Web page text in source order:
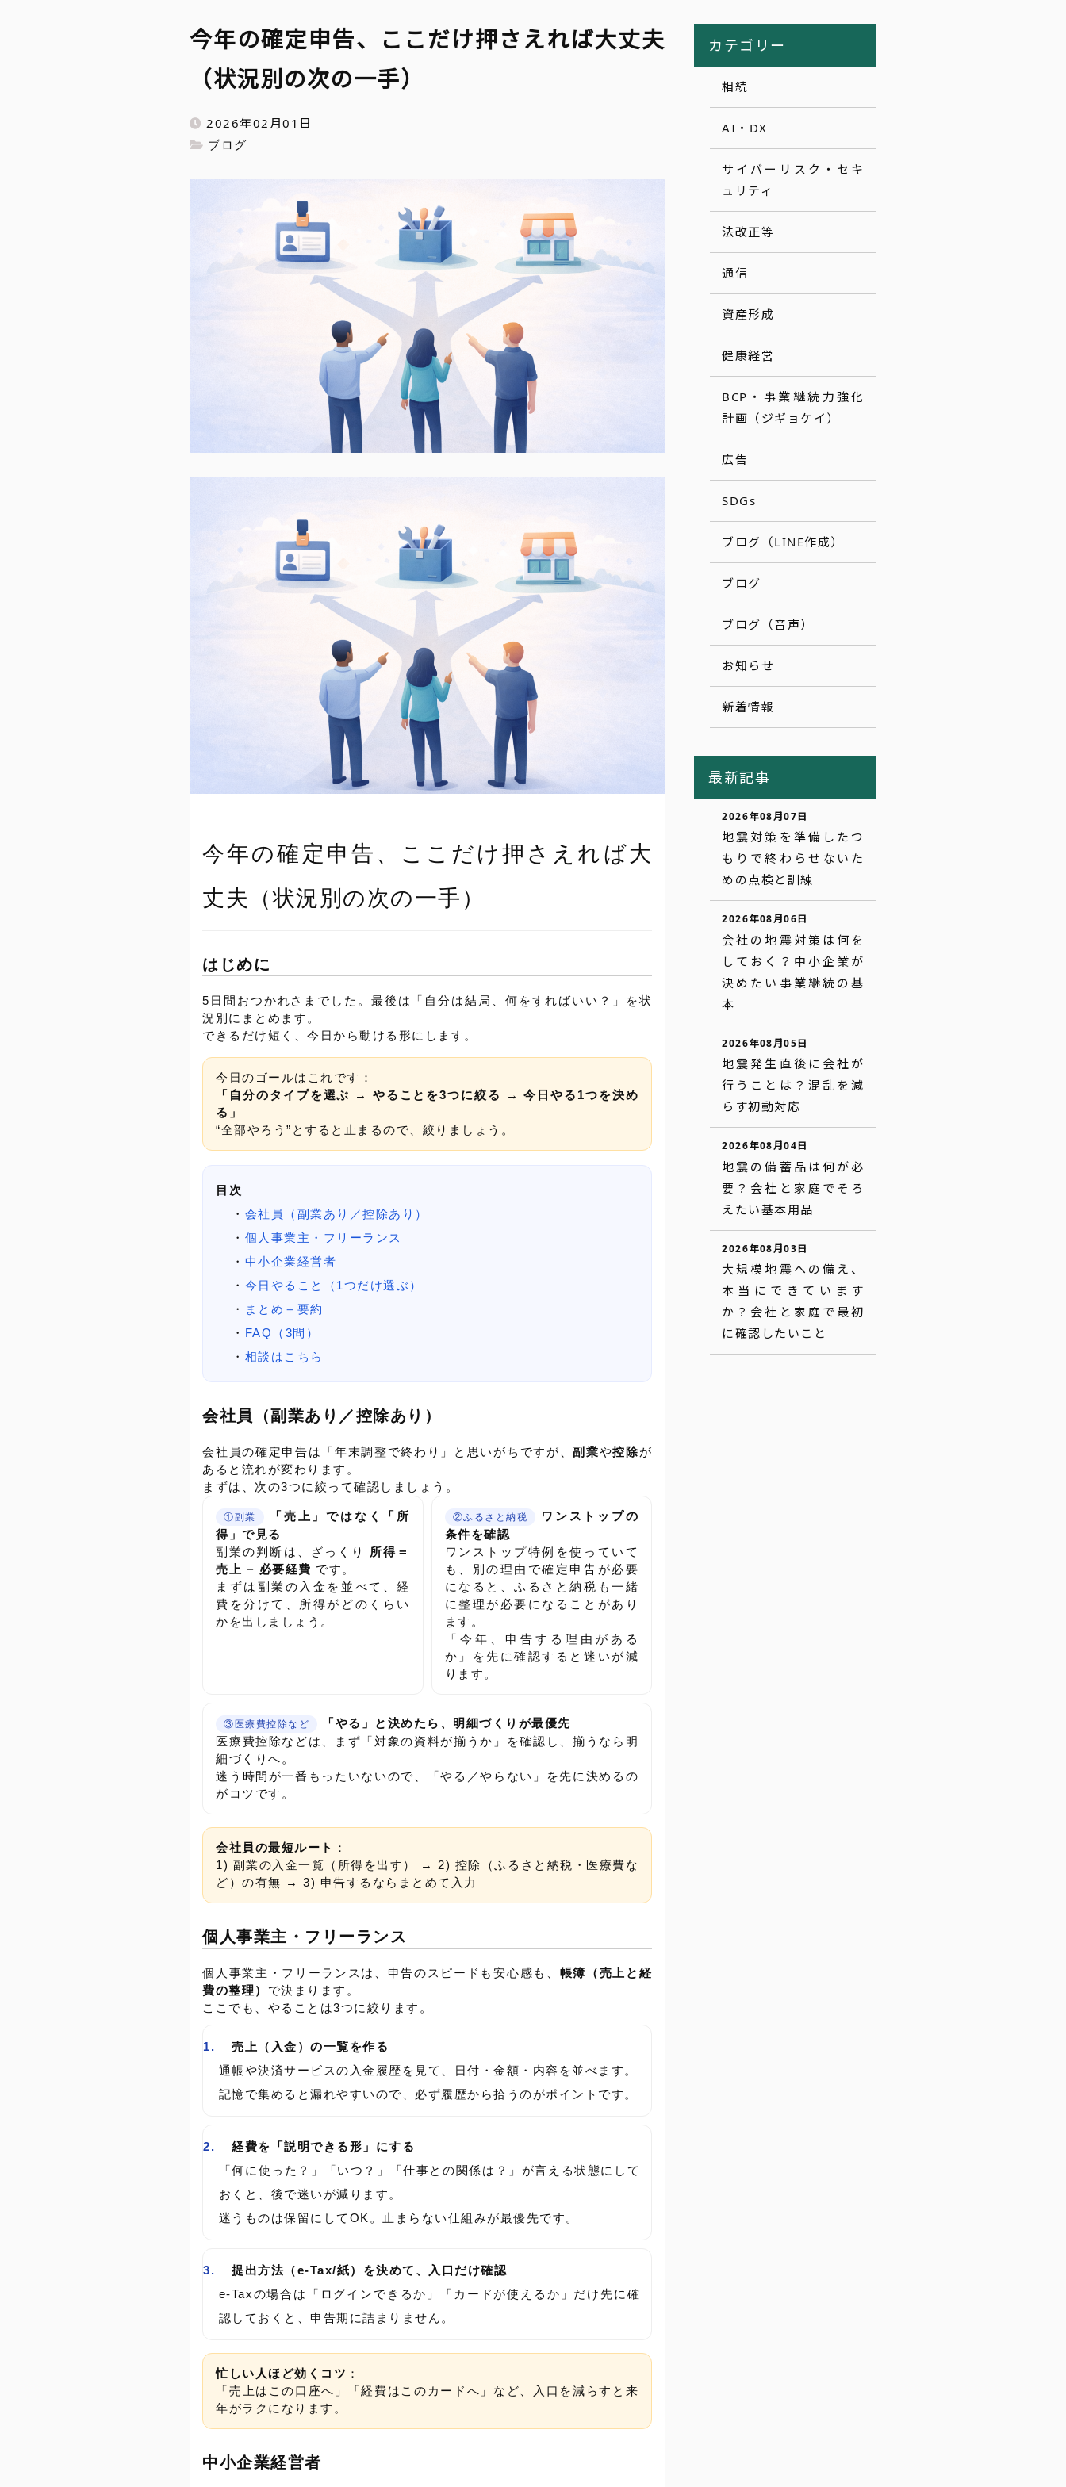
今年の確定申告、ここだけ押さえれば大丈夫
（状況別の次の一手）
2026年02月01日
ブログ
今年の確定申告、ここだけ押さえれば大
丈夫（状況別の次の一手）
はじめに
5日間おつかれさまでした。最後は「自分は結局、何をすればいい？」を状
況別にまとめます。
できるだけ短く、今日から動ける形にします。
今日のゴールはこれです：
「自分のタイプを選ぶ → やることを3つに絞る → 今日やる1つを決め
る」
“全部やろう”とすると止まるので、絞りましょう。
目次
会社員（副業あり／控除あり）
個人事業主・フリーランス
中小企業経営者
今日やること（1つだけ選ぶ）
まとめ＋要約
FAQ（3問）
相談はこちら
会社員（副業あり／控除あり）
会社員の確定申告は「年末調整で終わり」と思いがちですが、副業や控除が
あると流れが変わります。
まずは、次の3つに絞って確認しましょう。
①副業
「売上」ではなく「所
得」で見る
副業の判断は、ざっくり 所得＝
売上 − 必要経費 です。
まずは副業の入金を並べて、経
費を分けて、所得がどのくらい
かを出しましょう。
②ふるさと納税
ワンストップの
条件を確認
ワンストップ特例を使っていて
も、別の理由で確定申告が必要
になると、ふるさと納税も一緒
に整理が必要になることがあり
ます。
「今年、申告する理由がある
か」を先に確認すると迷いが減
ります。
③医療費控除など
「やる」と決めたら、明細づくりが最優先
医療費控除などは、まず「対象の資料が揃うか」を確認し、揃うなら明
細づくりへ。
迷う時間が一番もったいないので、「やる／やらない」を先に決めるの
がコツです。
会社員の最短ルート
：
1) 副業の入金一覧（所得を出す） → 2) 控除（ふるさと納税・医療費な
ど）の有無 → 3) 申告するならまとめて入力
個人事業主・フリーランス
個人事業主・フリーランスは、申告のスピードも安心感も、 帳簿（売上と経
費の整理） で決まります。
ここでも、やることは3つに絞ります。
売上（入金）の一覧を作る
通帳や決済サービスの入金履歴を見て、日付・金額・内容を並べます。
記憶で集めると漏れやすいので、必ず履歴から拾うのがポイントです。
経費を「説明できる形」にする
「何に使った？」「いつ？」「仕事との関係は？」が言える状態にして
おくと、後で迷いが減ります。
迷うものは保留にしてOK。止まらない仕組みが最優先です。
提出方法（e-Tax/紙）を決めて、入口だけ確認
e-Taxの場合は「ログインできるか」「カードが使えるか」だけ先に確
認しておくと、申告期に詰まりません。
忙しい人ほど効くコツ ：
「売上はこの口座へ」「経費はこのカードへ」など、入口を減らすと来
年がラクになります。
中小企業経営者
カテゴリー
相続
AI・DX
サイバーリスク・セキ
ュリティ
法改正等
通信
資産形成
健康経営
BCP・事業継続力強化
計画（ジギョケイ）
広告
SDGs
ブログ（LINE作成）
ブログ
ブログ（音声）
お知らせ
新着情報
最新記事
2026年08月07日
地震対策を準備したつ
もりで終わらせないた
めの点検と訓練
2026年08月06日
会社の地震対策は何を
しておく？中小企業が
決めたい事業継続の基
本
2026年08月05日
地震発生直後に会社が
行うことは？混乱を減
らす初動対応
2026年08月04日
地震の備蓄品は何が必
要？会社と家庭でそろ
えたい基本用品
2026年08月03日
大規模地震への備え、
本当にできています
か？会社と家庭で最初
に確認したいこと